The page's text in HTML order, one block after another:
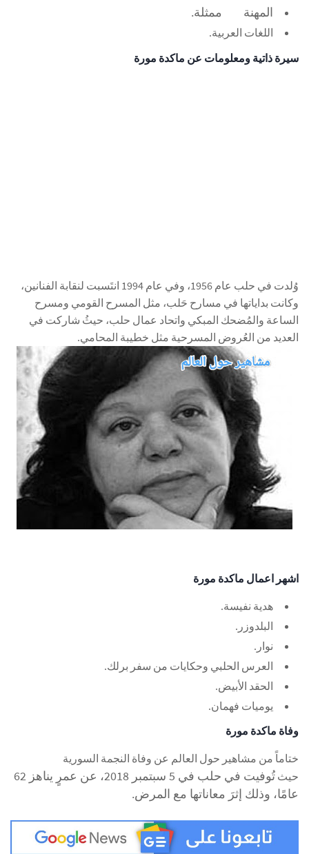
المهنة ممثلة.
اللغات العربية.
سيرة ذاتية ومعلومات عن ماكدة مورة
وُلدت في حلب عام 1956، وفي عام 1994 انتَسبت لنقابة الفنانين،
وكانت بداياتها في مسارح حَلب، مثل المسرح القومي ومسرح
الساعة والمُضحك المبكي واتحاد عمال حلب، حيثُ شاركت في
العديد من العُروض المسرحية مثل خطيبة المحامي.
اشهر اعمال ماكدة مورة
هدية نفيسة.
البلدوزر.
نوار.
العرس الحلبي وحكايات من سفر برلك.
الحقد الأبيض.
يوميات فهمان.
وفاة ماكدة مورة
ختاماً من مشاهير حول العالم عن وفاة النجمة السورية
حيث
تُوفيت في حلب في 5 سبتمبر 2018، عن عمرٍ يناهز 62
عامًا، وذلك إثرَ معاناتها مع المرض.